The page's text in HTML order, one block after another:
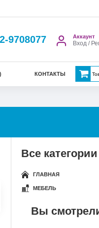
9708077 Аккаунт
Вход /
КОНТАКТЫ
Все категории
ГЛАВНАЯ
МЕБЕЛЬ
Вы